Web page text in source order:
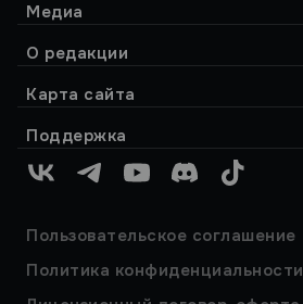
Медиа
О редакции
Карта сайта
Поддержка
VK TelegramYouTubeDiscordTikTok
Пользовательское соглашение
Политика конфиденциальности